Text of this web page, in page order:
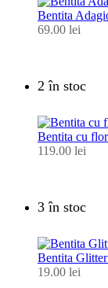
Bentita
69.00 lei
2 în stoc
Bentita cu
119.00 lei
3 în stoc
Bentita
19.00 lei